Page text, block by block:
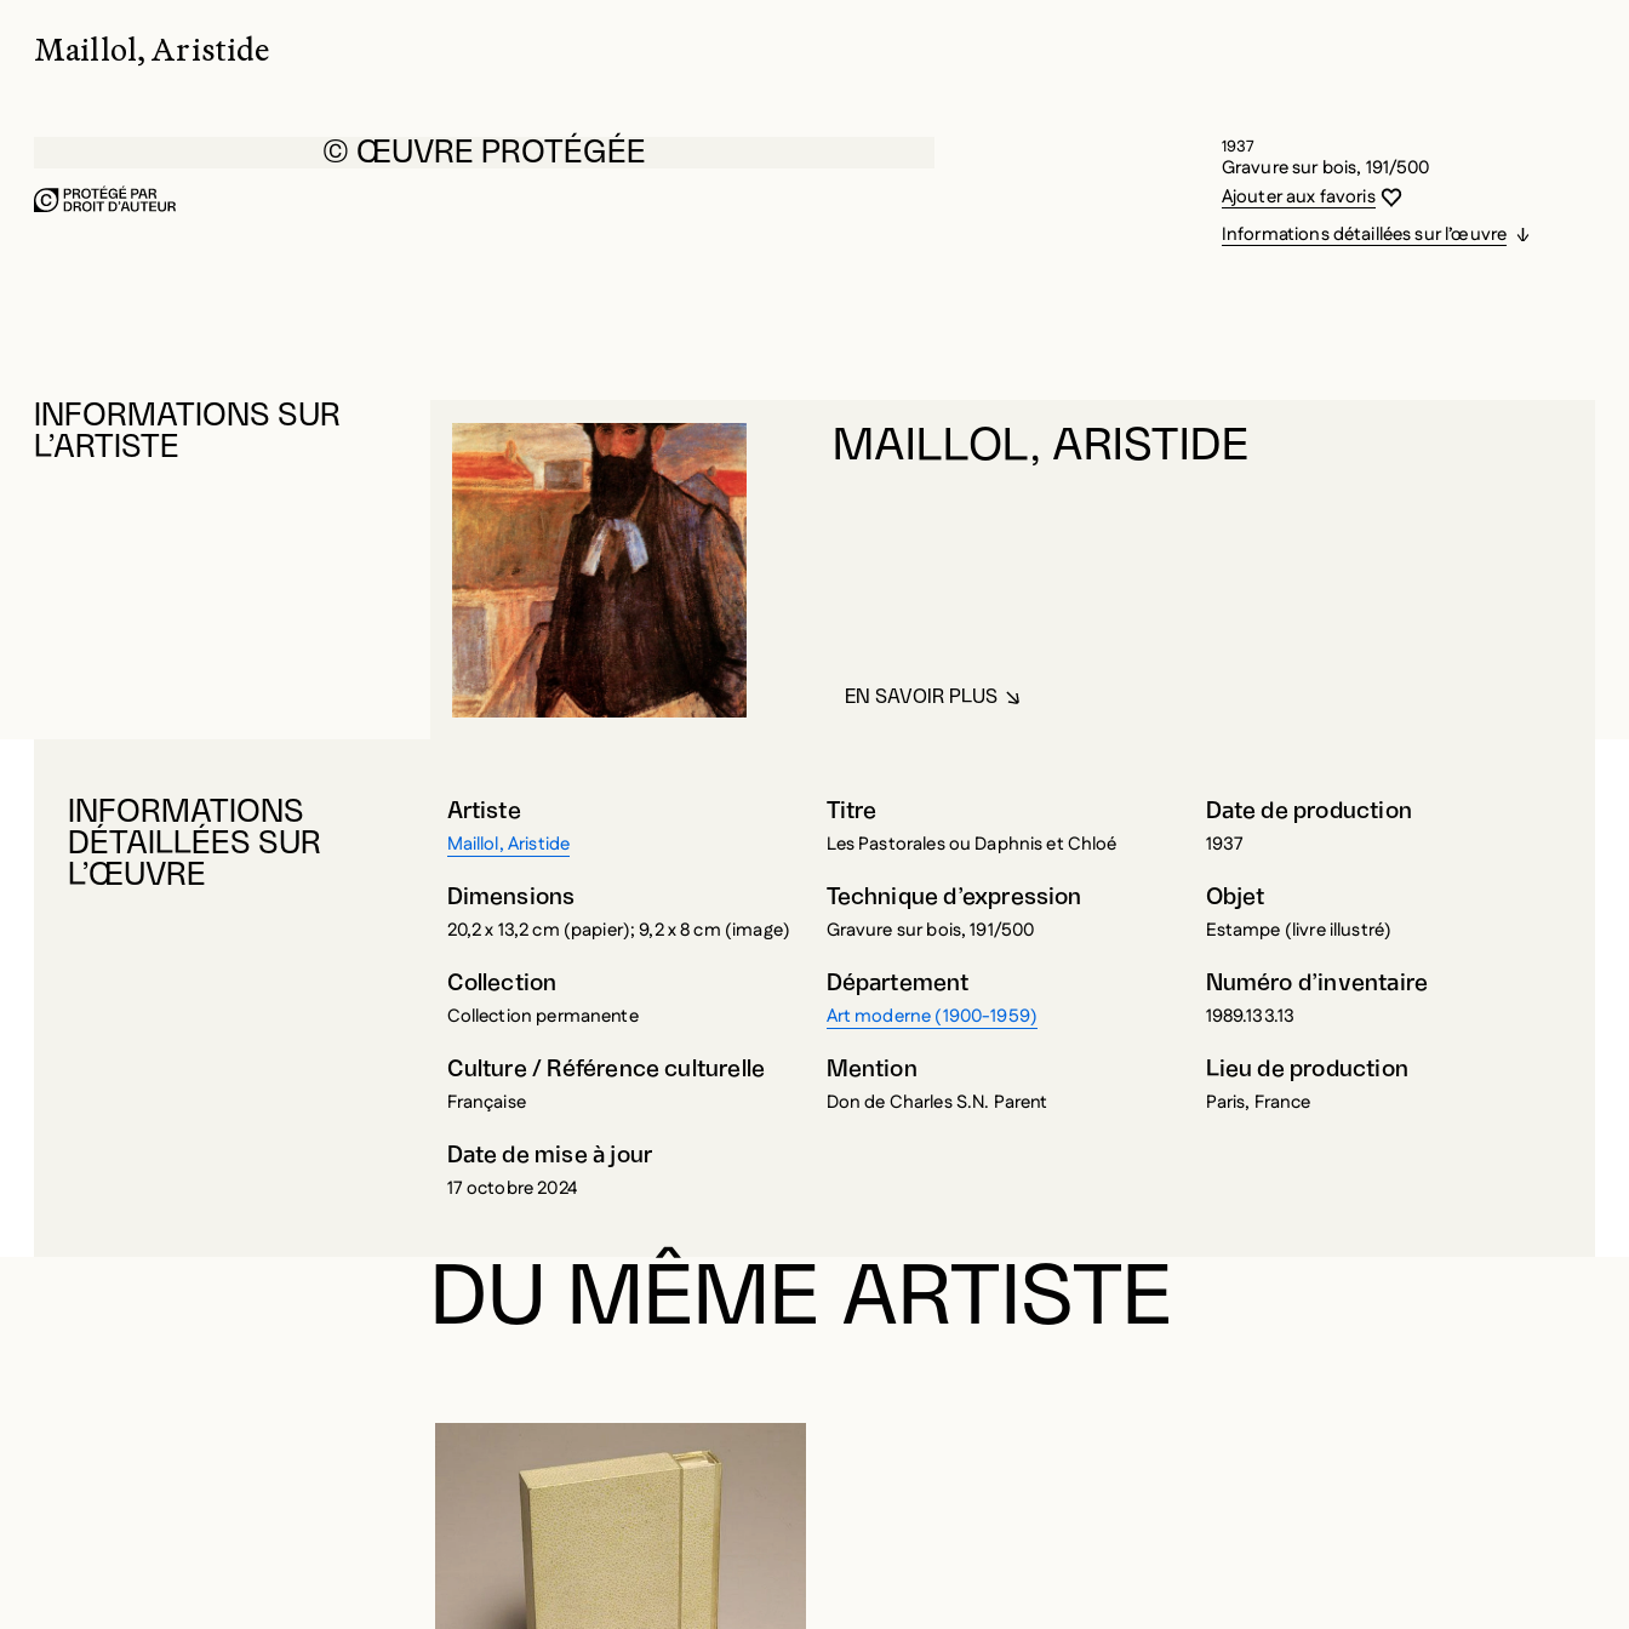
Maillol, Aristide
© ŒUVRE PROTÉGÉE 1937
Gravure sur bois, 191/500
Vous devez être connecté pour
Fermer la modale
Ouvrir la modale
Ajouter aux favoris
Informations détaillées sur l’œuvre
INFORMATIONS SUR
L’ARTISTE
MAILLOL, ARISTIDE
EN SAVOIR PLUSÀ PROPOS DE MAILLOL, ARISTIDE
INFORMATIONS
DÉTAILLÉES SUR
L’ŒUVRE
Artiste
Maillol, Aristide
Titre
Les Pastorales ou Daphnis et Chloé
Date de production
1937
Dimensions
20,2 x 13,2 cm (papier); 9,2 x 8 cm (image)
Technique d’expression
Gravure sur bois, 191/500
Objet
Estampe (livre illustré)
Collection
Collection permanente
Département
Art moderne (1900-1959)
Numéro d’inventaire
1989.133.13
Culture / Référence culturelle
Française
Mention
Don de Charles S.N. Parent
Lieu de production
Paris, France
Date de mise à jour
17 octobre 2024
DU MÊME ARTISTE